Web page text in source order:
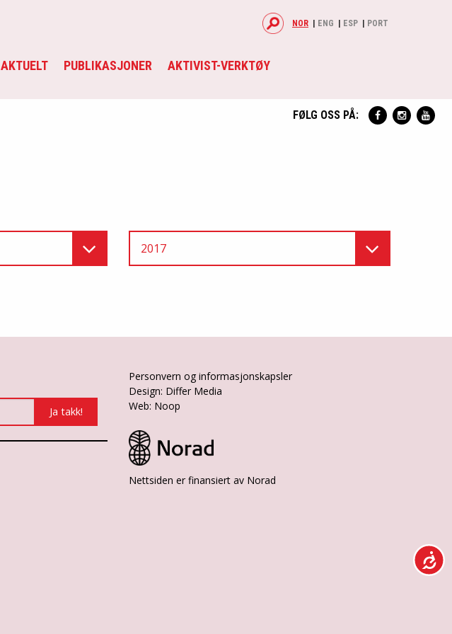
AKTUELT PUBLIKASJONER AKTIVIST-VERKTØY
NOR ENG ESP PORT
FØLG OSS PÅ:
2017
Personvern og informasjonskapsler
Design: Differ Media
Web: Noop
Nettsiden er finansiert av Norad